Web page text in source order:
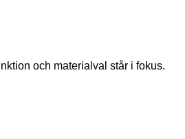
och materialval står i fokus.